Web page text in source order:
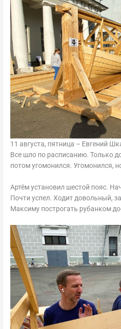
11 августа, пятница – Евгений
Все шло по расписанию. Только
потом угомонился. Угомонился,
Артём установил шестой пояс.
Почти успел. Ходит довольный,
Максиму построгать рубанком